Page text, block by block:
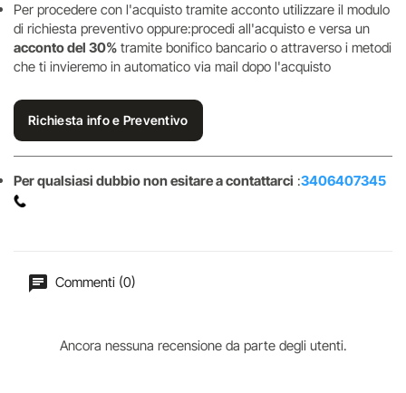
Per procedere con l'acquisto tramite acconto utilizzare il modulo
di richiesta preventivo oppure:procedi all'acquisto e versa un
acconto del 30% tramite bonifico bancario o attraverso i metodi
che ti invieremo in automatico via mail dopo l'acquisto
Richiesta info e Preventivo
Per qualsiasi dubbio non esitare a contattarci :3406407345
Commenti (0)
Ancora nessuna recensione da parte degli utenti.